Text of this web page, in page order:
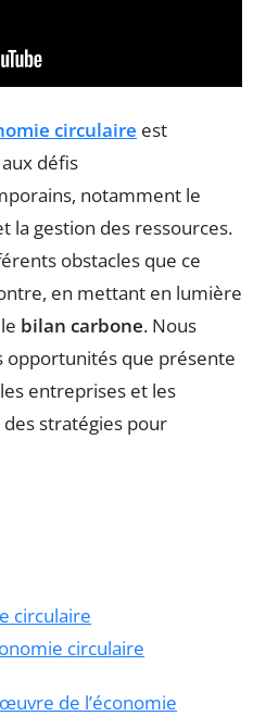
circulaire est
défis
notamment le
la gestion des ressources.
obstacles que ce
en mettant en lumière
bilan carbone. Nous
opportunités que présente
entreprises et les
stratégies pour
circulaire
circulaire
de l’économie